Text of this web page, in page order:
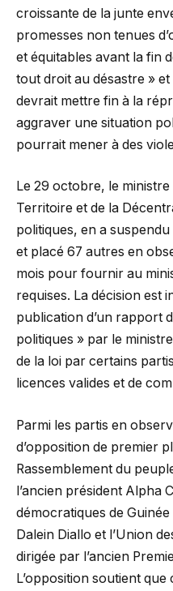
croissante de la junte
promesses non tenues
et équitables avant la fin
tout droit au désastre »
devrait mettre fin à la
aggraver une situation
pourrait mener à des
Le 29 octobre, le ministre
Territoire et de la
politiques, en a
et placé 67 autres en
mois pour fournir au
requises. La décision est
publication d’un rapport
politiques » par le
de la loi par certains
licences valides et de
Parmi les partis en
d’opposition de premier
Rassemblement du
l’ancien président Alpha
démocratiques de
Dalein Diallo et l’Union
dirigée par l’ancien
L’opposition soutient que